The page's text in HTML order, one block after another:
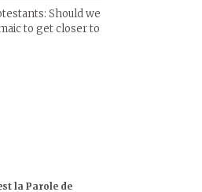
Should we
to get closer to
la Parole de